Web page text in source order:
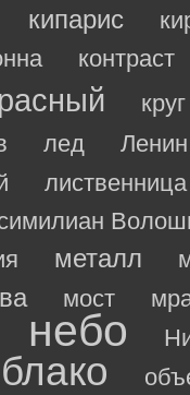
кипарис
контраст
круг
лед
Ленин
лиственница
металл
мост
небо